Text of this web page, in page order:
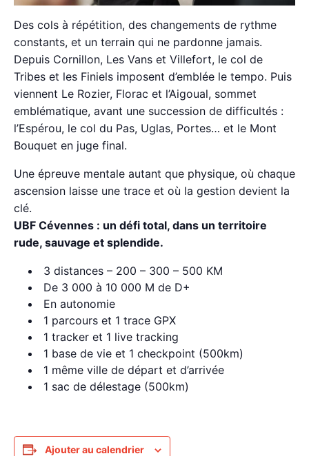
Des cols à répétition, des changements de rythme
constants, et un terrain qui ne pardonne jamais.
Depuis Cornillon, Les Vans et Villefort, le col de
Tribes et les Finiels imposent d’emblée le tempo. Puis
viennent Le Rozier, Florac et l’Aigoual, sommet
emblématique, avant une succession de difficultés :
l’Espérou, le col du Pas, Uglas, Portes… et le Mont
Bouquet en juge final.
Une épreuve mentale autant que physique, où chaque
ascension laisse une trace et où la gestion devient la
clé.
UBF Cévennes : un défi total, dans un territoire
rude, sauvage et splendide.
3 distances – 200 – 300 – 500 KM
De 3 000 à 10 000 M de D+
En autonomie
1 parcours et 1 trace GPX
1 tracker et 1 live tracking
1 base de vie et 1 checkpoint (500km)
1 même ville de départ et d’arrivée
1 sac de délestage (500km)
Ajouter au calendrier